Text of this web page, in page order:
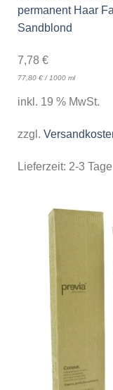
permanent Haar
Sandblond
7,78 €
77,80 €/ 1000 ml
inkl. 19 % MwSt.
zzgl.
Lieferzeit: 2-3 Tage